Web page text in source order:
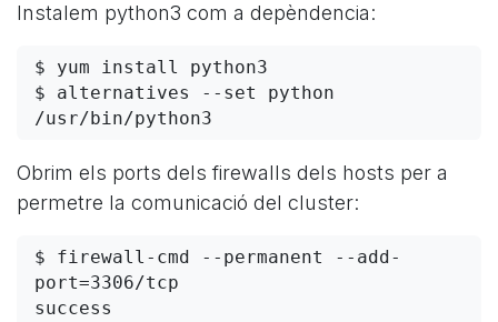
Instalem python3 com a depèndencia:
$ yum install python3
$ alternatives --set python
Obrim els ports dels firewalls dels hosts per a
permetre la comunicació del cluster:
$ firewall-cmd --permanent --add-
port=3306/tcp
success